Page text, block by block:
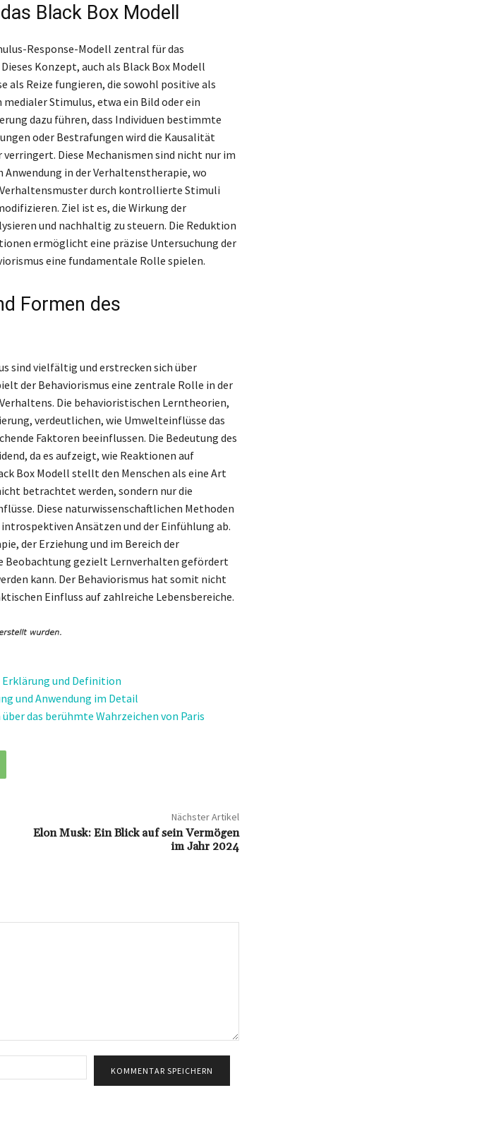
Black Box Modell
Response-Modell zentral für das
Konzept, auch als Black Box Modell
Reize fungieren, die sowohl positive als
Stimulus, etwa ein Bild oder ein
dazu führen, dass Individuen bestimmte
oder Bestrafungen wird die Kausalität
Diese Mechanismen sind nicht nur im
in der Verhaltenstherapie, wo
durch kontrollierte Stimuli
Ziel ist es, die Wirkung der
und nachhaltig zu steuern. Die Reduktion
ermöglicht eine präzise Untersuchung der
eine fundamentale Rolle spielen.
Formen des
sind vielfältig und erstrecken sich über
der Behaviorismus eine zentrale Rolle in der
Die behavioristischen Lerntheorien,
verdeutlichen, wie Umwelteinflüsse das
Faktoren beeinflussen. Die Bedeutung des
da es aufzeigt, wie Reaktionen auf
Box Modell stellt den Menschen als eine Art
betrachtet werden, sondern nur die
Diese naturwissenschaftlichen Methoden
Ansätzen und der Einfühlung ab.
der Erziehung und im Bereich der
gezielt Lernverhalten gefördert
kann. Der Behaviorismus hat somit nicht
Einfluss auf zahlreiche Lebensbereiche.
und Definition
und Anwendung im Detail
das berühmte Wahrzeichen von Paris
Nächster Artikel
Elon Musk: Ein Blick auf sein Vermögen
im Jahr 2024
Mail:*